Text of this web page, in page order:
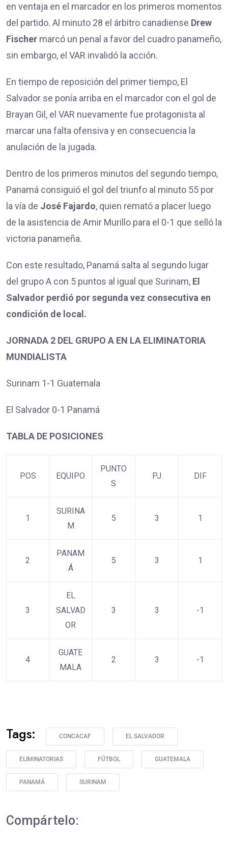
en ventaja en el marcador en los primeros momentos
del partido. Al minuto 28 el árbitro canadiense Drew
Fischer marcó un penal a favor del cuadro panameño,
sin embargo, el VAR invalidó la acción.
En tiempo de reposición del primer tiempo, El
Salvador se ponía arriba en el marcador con el gol de
Brayan Gil, el VAR nuevamente fue protagonista al
marcar una falta ofensiva y en consecuencia la
anulación de la jugada.
Dentro de los primeros minutos del segundo tiempo,
Panamá consiguió el gol del triunfo al minuto 55 por
la vía de José Fajardo, quien remató a placer luego
de la asistencia de Amir Murillo para el 0-1 que selló la
victoria panameña.
Con este resultado, Panamá salta al segundo lugar
del grupo A con 5 puntos al igual que Surinam, El
Salvador perdió por segunda vez consecutiva en
condición de local.
JORNADA 2 DEL GRUPO A EN LA ELIMINATORIA
MUNDIALISTA
Surinam 1-1 Guatemala
El Salvador 0-1 Panamá
TABLA DE POSICIONES
POS EQUIPO
PUNTO
S
PJ DIF
1
SURINA
M
5 3 1
2
PANAM
Á
5 3 1
3
EL
SALVAD
OR
3 3 -1
4
GUATE
MALA
2 3 -1
Tags: CONCACAF EL SALVADOR
ELIMINATORIAS FÚTBOL GUATEMALA
PANAMÁ SURINAM
Compártelo: